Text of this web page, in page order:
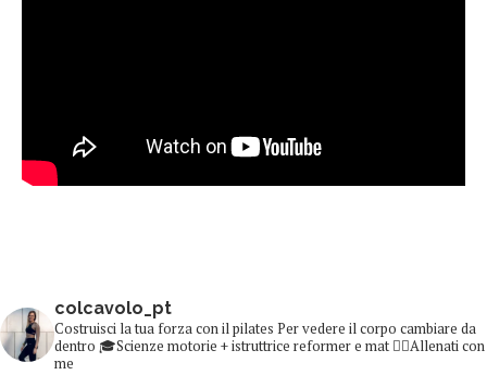
colcavolo_pt
Costruisci la tua forza con il pilates Per vedere il corpo cambiare da
dentro 🎓Scienze motorie + istruttrice reformer e mat 👇🏻Allenati con
me